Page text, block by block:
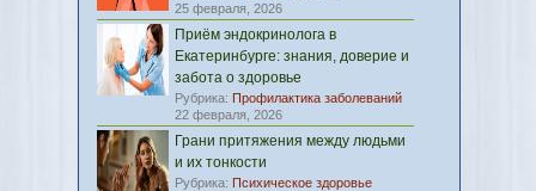
25 февраля, 2026
Приём эндокринолога в
Екатеринбурге: знания, доверие и
забота о здоровье
Рубрика: Профилактика заболеваний
22 февраля, 2026
Грани притяжения между людьми
и их тонкости
Рубрика: Психическое здоровье